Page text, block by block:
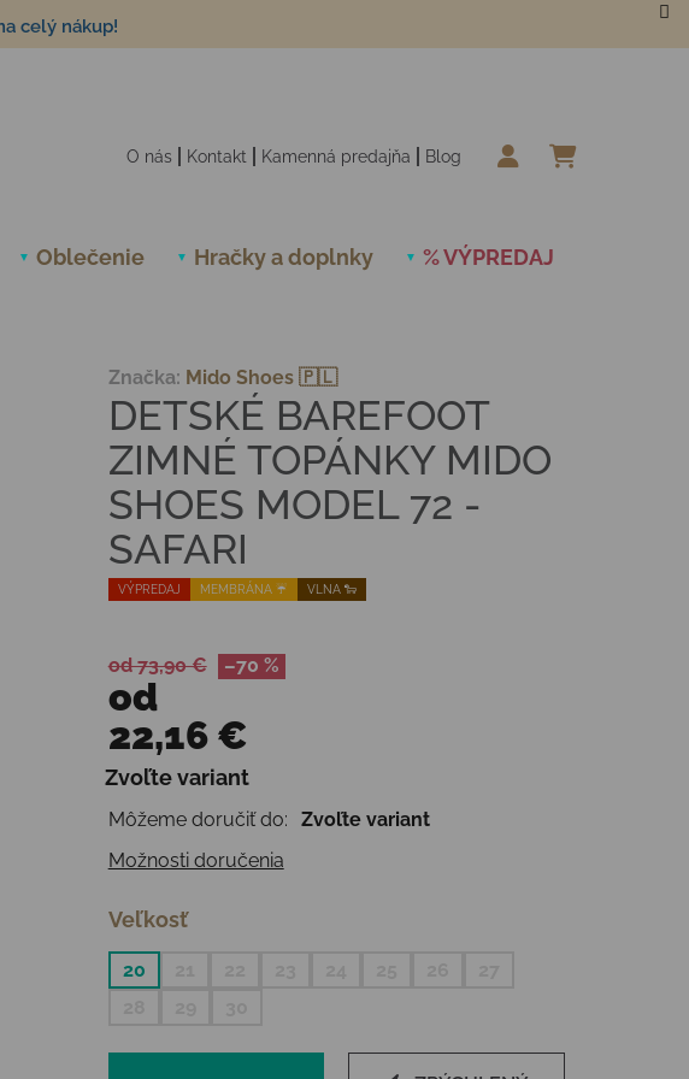
celý nákup!
O nás Kontakt Kamenná predajňa Blog
Oblečenie Hračky a doplnky % VÝPREDAJ
VÝPREDAJ MEMBRÁNA ☔️ VLNA 🐑
DETSKÉ BAREFOOT
ZIMNÉ TOPÁNKY MIDO
SHOES MODEL 72 -
SAFARI
Značka: Mido Shoes 🇵🇱
od 73,90 € –70 %
od
22,16 €
Jednotková cena:
Zvoľte variant
Môžeme doručiť do:
Zvoľte variant
Možnosti doručenia
Veľkosť
20